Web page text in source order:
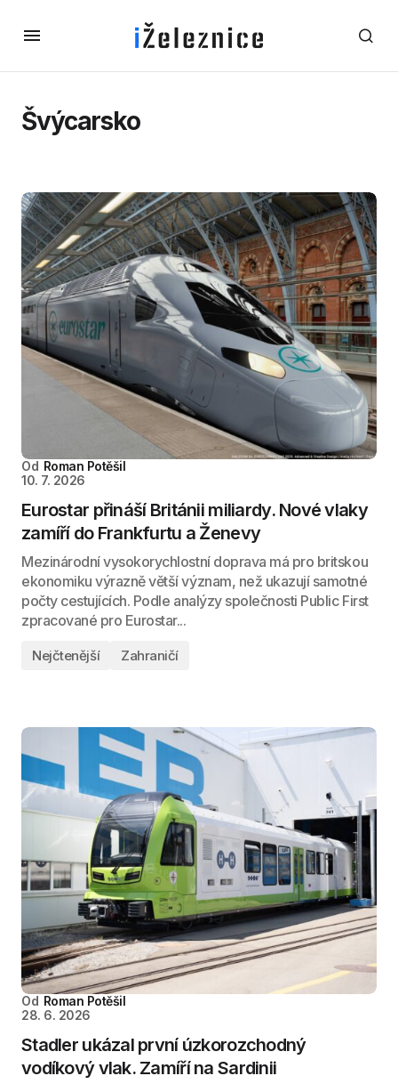
Švýcarsko
Od Roman Potěšil
10. 7. 2026
Eurostar přináší Británii miliardy. Nové vlaky
zamíří do Frankfurtu a Ženevy
Mezinárodní vysokorychlostní doprava má pro britskou
ekonomiku výrazně větší význam, než ukazují samotné
počty cestujících. Podle analýzy společnosti Public First
zpracované pro Eurostar...
Nejčtenější Zahraničí
Od Roman Potěšil
28. 6. 2026
Stadler ukázal první úzkorozchodný
vodíkový vlak. Zamíří na Sardinii